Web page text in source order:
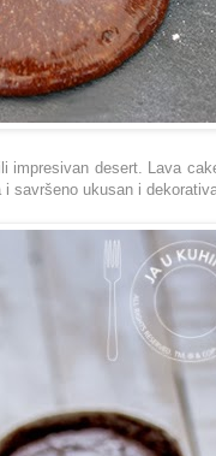
impresivan desert. Lava
savršeno ukusan i